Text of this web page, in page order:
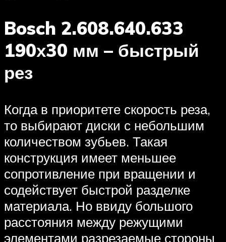
Bosch 2.608.640.633
190х30 мм – быстрый
рез
Когда в приоритете скорость реза,
то выбирают диски с небольшим
количеством зубьев. Такая
конструкция имеет меньшее
сопротивление при вращении и
содействует быстрой разделке
материала. Но ввиду большого
расстояния между режущими
элементами разрезаемые стороны